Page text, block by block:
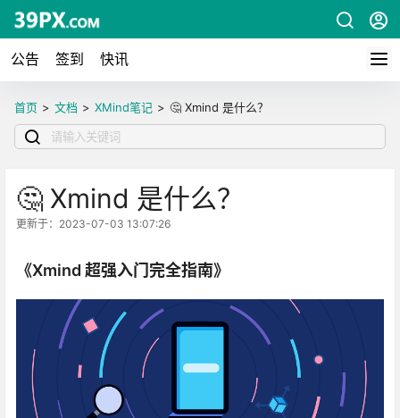
公告 签到 快讯
首页 > 文档 > XMind笔记 > 🤔 Xmind 是什么？
🤔 Xmind 是什么？
更新于：2023-07-03 13:07:26
《Xmind 超强入门完全指南》